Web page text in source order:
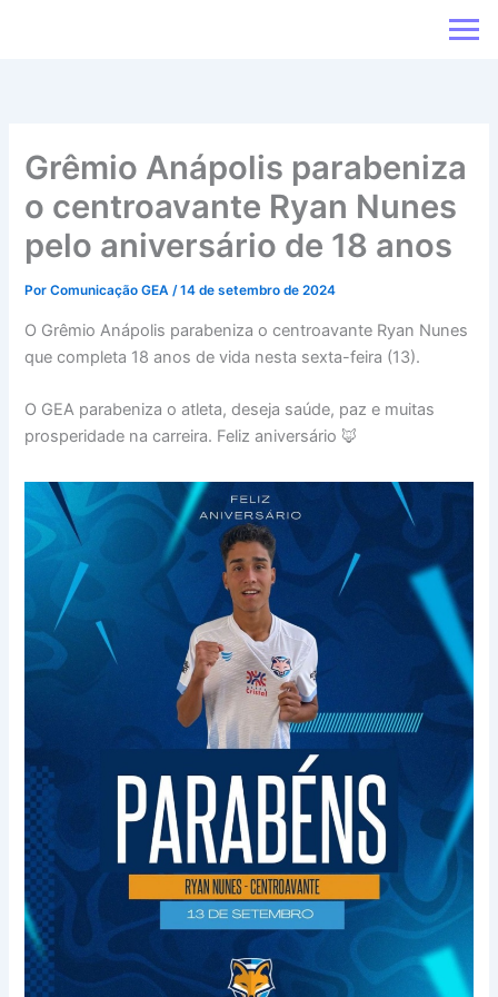
Grêmio Anápolis parabeniza
o centroavante Ryan Nunes
pelo aniversário de 18 anos
PorComunicação GEA/14 de setembro de 2024
O Grêmio Anápolis parabeniza o centroavante Ryan Nunes
que completa 18 anos de vida nesta sexta-feira (13).
O GEA parabeniza o atleta, deseja saúde, paz e muitas
prosperidade na carreira. Feliz aniversário 🦊